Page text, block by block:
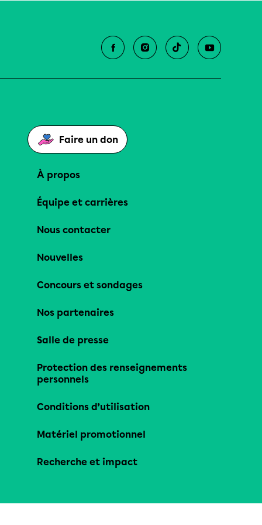
Faire un don
À propos
Équipe et carrières
Nous contacter
Nouvelles
Concours et sondages
Nos partenaires
Salle de presse
Protection des renseignements
personnels
Conditions d’utilisation
Matériel promotionnel
Recherche et impact